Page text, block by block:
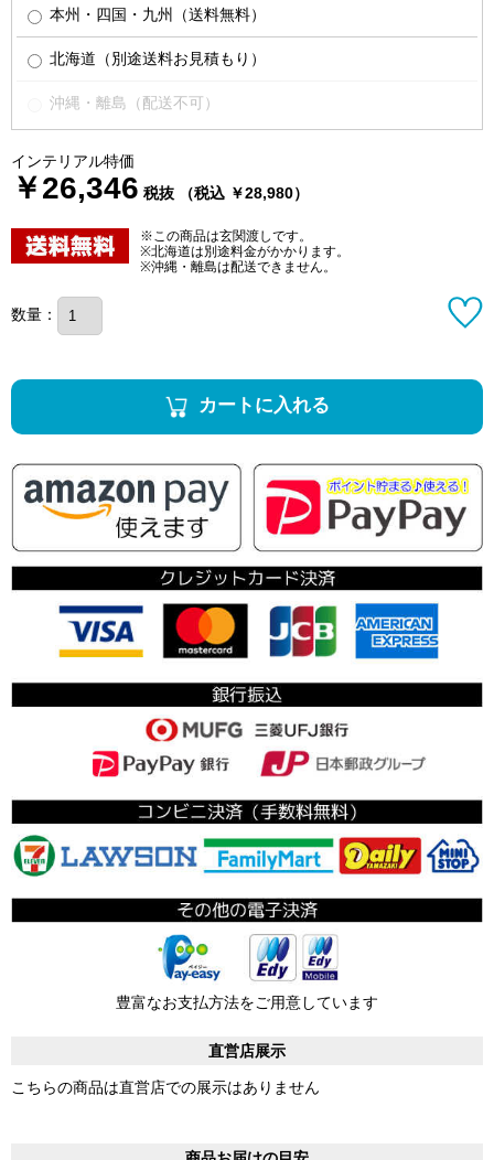
本州・四国・九州（送料無料）
北海道（別途送料お見積もり）
沖縄・離島（配送不可）
インテリアル特価
￥26,346 税抜 （税込 ￥28,980）
※この商品は玄関渡しです。
※北海道は別途料金がかかります。
※沖縄・離島は配送できません。
数量：
カートに入れる
豊富なお支払方法をご用意しています
直営店展示
こちらの商品は直営店での展示はありません